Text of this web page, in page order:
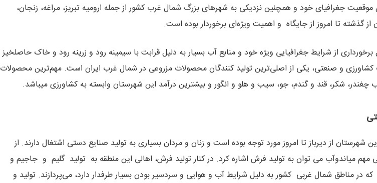
موقعیت جغرافیای خود و همچنین نزدیکی به شهرهای بزرگ شمال غرب کشور از جمله ارومیه تبریز، مراغه، زنجان،
گذشته تا امروز از جایگاه و اهمیت ویژه‌ای برخوردار بوده است.
برخورداری از شرایط جغرافیایی ویژه خود و منابع آب بسیار به دلیل قرابت با سیمینه رود و زرینه رود و خاک حاصلخیز
و صنعتی، یکی از اصلی‌ترین تولید کنندگان محصولات مزروعی در شمال غرب ایران است. مهم‌ترین محصولات
چغندر، شکر، قند و گندم، جو، سیب و هلو و انگور و بیشترین درآمد این شهرستان وابسته به کشاورزی میباشد.
شهرستان از دیرباز تا امروز مورد توجه بوده است و زنان و مردان بسیاری به تولید صنایع دستی اشتغال دارند. از
میاندوآب می توان به تولید فرش اشاره کرد. در کنار تولید فرش، اهالی این منطقه به تولید گلیم و جاجیم و
در مناطق شمال غربی کشور به دلیل شرایط آب و هوایی و سردسیر بودن بسیار طرفدار دارد، می‌پردازند. تولید و